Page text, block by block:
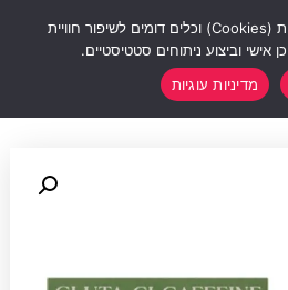
באתר נעשה שימוש בעוגיות (Cookies) וכלים דומים לשיפור חוויית
וביצוע ניתוחים סטטיסטיים.
מדיניות עוגיות